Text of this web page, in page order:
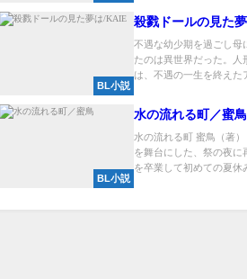
BL小説
殺戮ドールの見た
不遇な幼少期を過ごし母
たのは異世界だった。人
は、不遇の一生を終えた
BL小説
水の流れる町／蜜鳥
水の流れる町 蜜鳥（著
を舞台にした、祭の夜に
を卒業して初めての夏休